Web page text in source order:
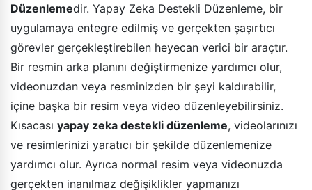
Düzenlemedir. Yapay Zeka Destekli Düzenleme, bir
uygulamaya entegre edilmiş ve gerçekten şaşırtıcı
görevler gerçekleştirebilen heyecan verici bir araçtır.
Bir resmin arka planını değiştirmenize yardımcı olur,
videonuzdan veya resminizden bir şeyi kaldırabilir,
içine başka bir resim veya video düzenleyebilirsiniz.
Kısacası yapay zeka destekli düzenleme, videolarınızı
ve resimlerinizi yaratıcı bir şekilde düzenlemenize
yardımcı olur. Ayrıca normal resim veya videonuzda
gerçekten inanılmaz değişiklikler yapmanızı